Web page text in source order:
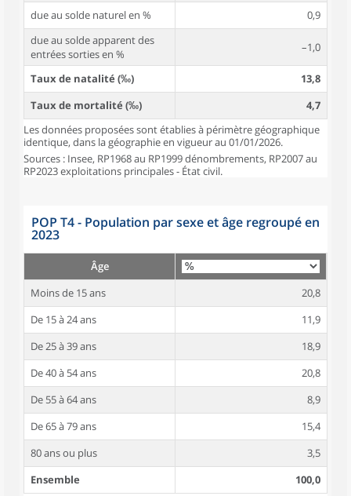
due au solde naturel en %
0,9
due au solde apparent des
entrées sorties en %
–1,0
Taux de natalité (‰)
13,8
Taux de mortalité (‰)
4,7
Les données proposées sont établies à périmètre géographique
identique, dans la géographie en vigueur au 01/01/2026.
Sources : Insee, RP1968 au RP1999 dénombrements, RP2007 au
RP2023 exploitations principales - État civil.
POP T4 - Population par sexe et âge regroupé en
2023
Âge
Moins de 15 ans
20,8
De 15 à 24 ans
11,9
De 25 à 39 ans
18,9
De 40 à 54 ans
20,8
De 55 à 64 ans
8,9
De 65 à 79 ans
15,4
80 ans ou plus
3,5
Ensemble
100,0